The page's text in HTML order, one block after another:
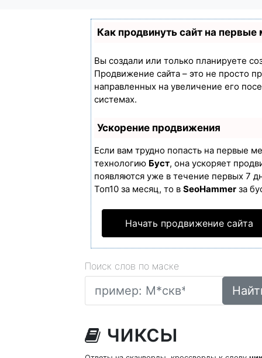
Как продвинуть сайт на первые
Вы создали или только планируете
Продвижение сайта – это не просто
направленных на увеличение его
системах.
Ускорение продвижения
Если вам трудно попасть на первые
технологию Буст, она ускоряет
появляются уже в течение первых 7
Топ10 за месяц, то в SeoHammer за
Начать продвижение сайта
Поиск слов по маске
чиксы